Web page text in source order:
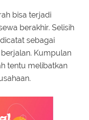
bisa terjadi
berakhir. Selisih
sebagai
Kumpulan
tentu melibatkan